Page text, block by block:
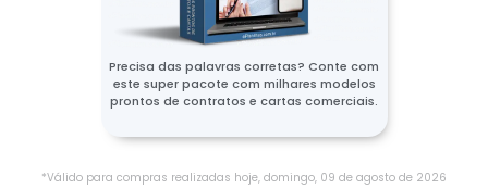
Precisa das palavras corretas? Conte com
este super pacote com milhares modelos
prontos de contratos e cartas comerciais.
*Válido para compras realizadas hoje, domingo, 09 de agosto de 2026